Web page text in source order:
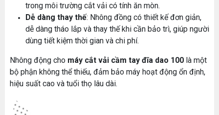
trong môi trường cắt vải có tính ăn mòn.
Dễ dàng thay thế: Nhông đồng có thiết kế đơn giản,
dễ dàng tháo lắp và thay thế khi cần bảo trì, giúp người
dùng tiết kiệm thời gian và chi phí.
Nhông động cho máy cắt vải cầm tay đĩa dao 100 là một
bộ phận không thể thiếu, đảm bảo máy hoạt động ổn định,
hiệu suất cao và tuổi thọ lâu dài.
Đăng nhập để xem giá sỉ
Giá bán lẻ: